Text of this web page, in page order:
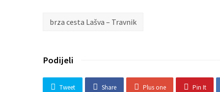
brza cesta Lašva – Travnik
Podijeli
Tweet Share Plus one Pin It